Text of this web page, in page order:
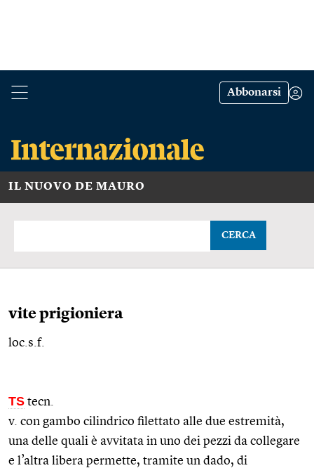
Abbonarsi
IL NUOVO DE MAURO
CERCA
vite prigioniera
loc.s.f.
TS tecn.
v. con gambo cilindrico filettato alle due estremità,
una delle quali è avvitata in uno dei pezzi da collegare
e l’altra libera permette, tramite un dado, di